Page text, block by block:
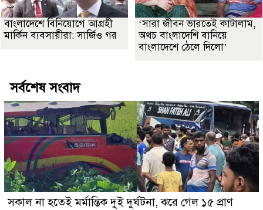
বাংলাদেশে বিনিয়োগে আগ্রহী
মার্কিন ব্যবসায়ীরা: সার্জিও গর
‘সারা জীবন ভারতেই কাটালাম,
অথচ বাংলাদেশি বানিয়ে
বাংলাদেশে ঠেলে দিলো’
সর্বশেষ সংবাদ
সকাল না হতেই মর্মান্তিক দুই দুর্ঘটনা, ঝরে গেল ১৫ প্রাণ